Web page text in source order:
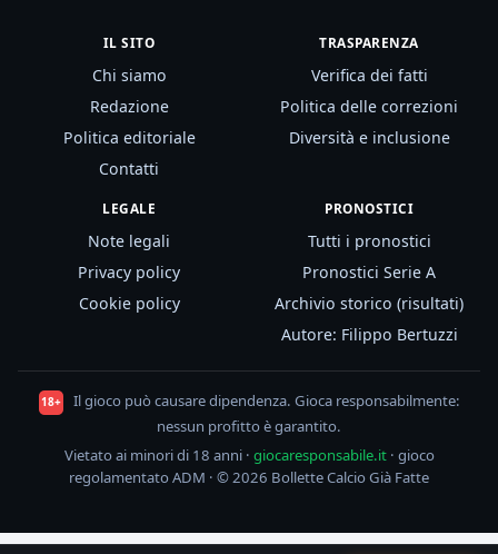
IL SITO
Chi siamo
Redazione
Politica editoriale
Contatti
TRASPARENZA
Verifica dei fatti
Politica delle correzioni
Diversità e inclusione
LEGALE
Note legali
Privacy policy
Cookie policy
PRONOSTICI
Tutti i pronostici
Pronostici Serie A
Archivio storico (risultati)
Autore: Filippo Bertuzzi
18+
Il gioco può causare dipendenza. Gioca responsabilmente:
nessun profitto è garantito.
Vietato ai minori di 18 anni · giocaresponsabile.it· gioco
regolamentato ADM · © 2026 Bollette Calcio Già Fatte